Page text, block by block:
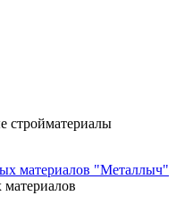
стройматериалы